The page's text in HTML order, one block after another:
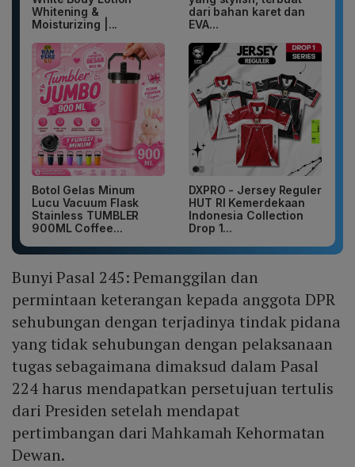
Whitening &
Moisturizing |...
dari bahan karet dan
EVA...
Botol Gelas Minum
Lucu Vacuum Flask
Stainless TUMBLER
900ML Coffee...
DXPRO - Jersey Reguler
HUT RI Kemerdekaan
Indonesia Collection
Drop 1...
Bunyi Pasal 245: Pemanggilan dan
permintaan keterangan kepada anggota DPR
sehubungan dengan terjadinya tindak pidana
yang tidak sehubungan dengan pelaksanaan
tugas sebagaimana dimaksud dalam Pasal
224 harus mendapatkan persetujuan tertulis
dari Presiden setelah mendapat
pertimbangan dari Mahkamah Kehormatan
Dewan.